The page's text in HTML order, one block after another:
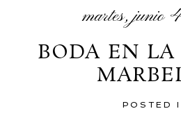
martes, junio
BODA EN LA
POSTED